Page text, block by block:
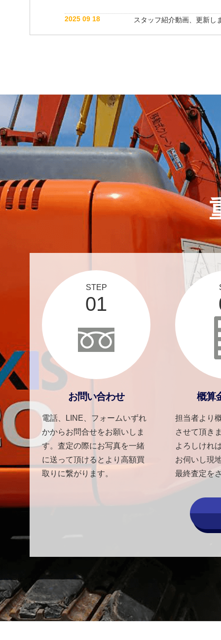
2025 09 18 スタッフ紹介動画、更新し
2025 04 26 買取実績、更新しました！
2025 04 26 スタッフブログ、更新しま
2025 03 12 スタッフブログ、更新しま
STEP
01
お問い合わせ
電話、LINE、フォームいずれ
かからお問合せをお願いしま
す。査定の際にお写真を一緒
に送って頂けるとより高額買
取りに繋がります。
概算
担当者より
させて頂き
よろしけれ
お伺いし現
最終査定を